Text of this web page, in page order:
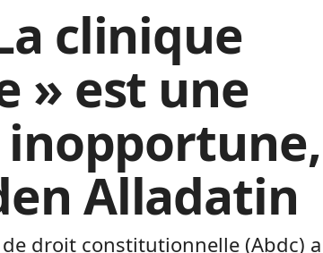
clinique
» est une
Alladatin
de droit constitutionnelle (Abdc) a